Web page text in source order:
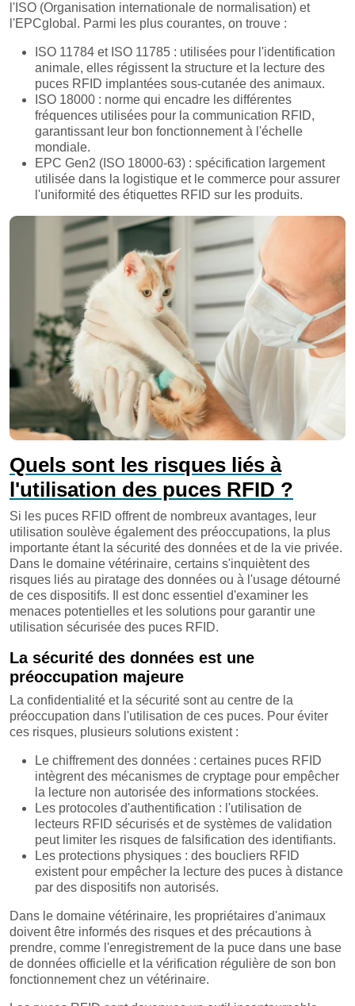
l'ISO (Organisation internationale de normalisation) et
l'EPCglobal. Parmi les plus courantes, on trouve :
ISO 11784 et ISO 11785 : utilisées pour l'identification
animale, elles régissent la structure et la lecture des
puces RFID implantées sous-cutanée des animaux.
ISO 18000 : norme qui encadre les différentes
fréquences utilisées pour la communication RFID,
garantissant leur bon fonctionnement à l'échelle
mondiale.
EPC Gen2 (ISO 18000-63) : spécification largement
utilisée dans la logistique et le commerce pour assurer
l'uniformité des étiquettes RFID sur les produits.
Quels sont les risques liés à
l'utilisation des puces RFID ?
Si les puces RFID offrent de nombreux avantages, leur
utilisation soulève également des préoccupations, la plus
importante étant la sécurité des données et de la vie privée.
Dans le domaine vétérinaire, certains s'inquiètent des
risques liés au piratage des données ou à l'usage détourné
de ces dispositifs. Il est donc essentiel d'examiner les
menaces potentielles et les solutions pour garantir une
utilisation sécurisée des puces RFID.
La sécurité des données est une
préoccupation majeure
La confidentialité et la sécurité sont au centre de la
préoccupation dans l'utilisation de ces puces. Pour éviter
ces risques, plusieurs solutions existent :
Le chiffrement des données : certaines puces RFID
intègrent des mécanismes de cryptage pour empêcher
la lecture non autorisée des informations stockées.
Les protocoles d'authentification : l'utilisation de
lecteurs RFID sécurisés et de systèmes de validation
peut limiter les risques de falsification des identifiants.
Les protections physiques : des boucliers RFID
existent pour empêcher la lecture des puces à distance
par des dispositifs non autorisés.
Dans le domaine vétérinaire, les propriétaires d'animaux
doivent être informés des risques et des précautions à
prendre, comme l'enregistrement de la puce dans une base
de données officielle et la vérification régulière de son bon
fonctionnement chez un vétérinaire.